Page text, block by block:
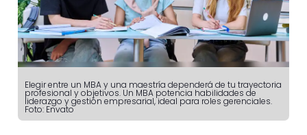
Elegir entre un MBA y una maestría dependerá de tu trayectoria
profesional y objetivos. Un MBA potencia habilidades de
liderazgo y gestión empresarial, ideal para roles gerenciales.
Foto: Envato